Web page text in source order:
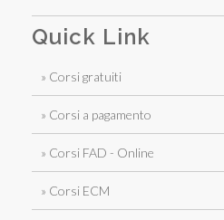
Quick Link
» Corsi gratuiti
» Corsi a pagamento
» Corsi FAD - Online
» Corsi ECM